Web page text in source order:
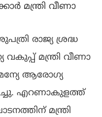
മന്ത്രി വീണാ
രാജ്യ ശ്രദ്ധ
മന്ത്രി വീണാ
ആരോഗ്യ
എറണാകുളത്ത്
മന്ത്രി